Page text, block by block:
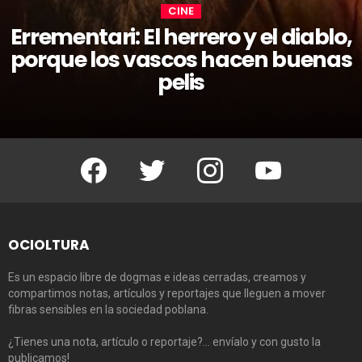
CINE
Errementari: El herrero y el diablo,
porque los vascos hacen buenas
pelis
Facebook Twitter Instagram Youtube
OCIOLTURA
Es un espacio libre de dogmas e ideas cerradas, creamos y
compartimos notas, artículos y reportajes que lleguen a mover
fibras sensibles en la sociedad poblana.
¿Tienes una nota, artículo o reportaje?… envíalo y con gusto la
publicamos!